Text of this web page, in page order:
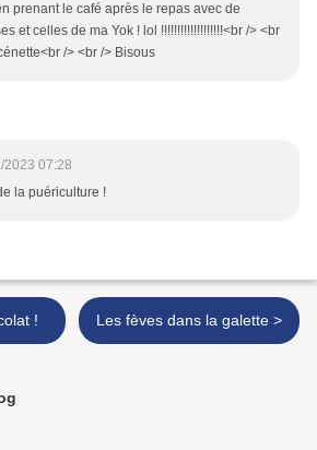
prenant le café après le repas avec de
et celles de ma Yok ! lol !!!!!!!!!!!!!!!!!!!<br /> <br
/> <br /> Bisous
2023 07:28
la puériculture !
! Les fèves dans la galette >